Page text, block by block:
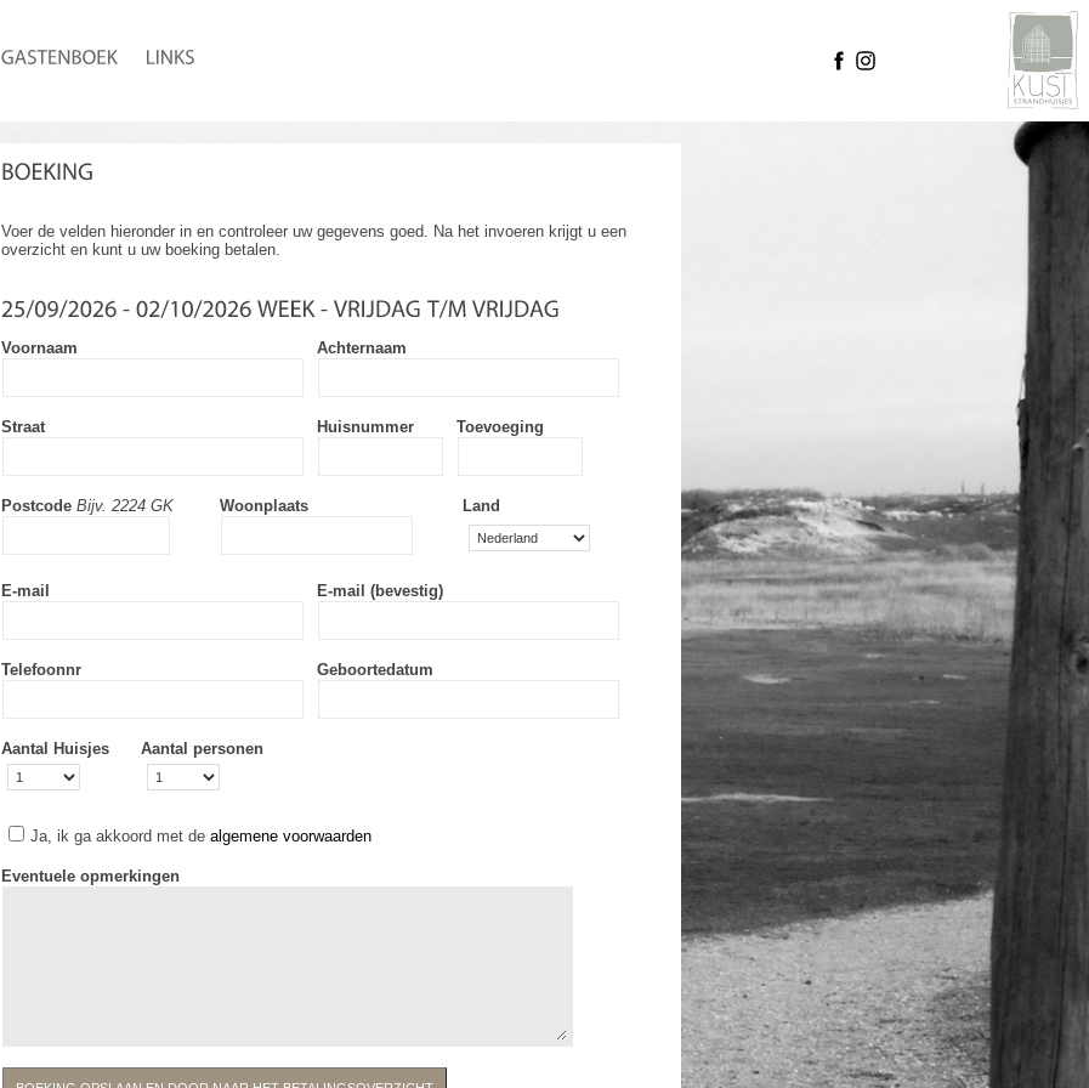
Voer de velden hieronder in en controleer uw gegevens goed. Na het invoeren krijgt u een
overzicht en kunt u uw boeking betalen.
Voornaam Achternaam
Straat Huisnummer Toevoeging
Postcode Bijv. 2224 GK Woonplaats Land
E-mail E-mail (bevestig)
Telefoonnr Geboortedatum
Aantal Huisjes Aantal personen
Ja, ik ga akkoord met de algemene voorwaarden
Eventuele opmerkingen